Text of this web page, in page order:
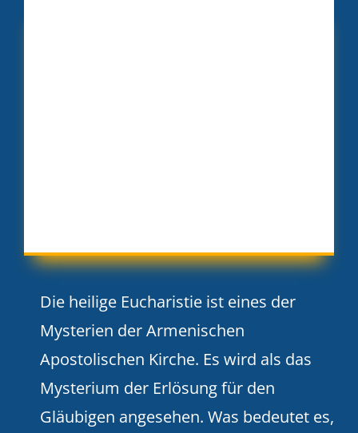
Die heilige Eucharistie ist eines der
Mysterien der Armenischen
Apostolischen Kirche. Es wird als das
Mysterium der Erlösung für den
Gläubigen angesehen. Was bedeutet es,